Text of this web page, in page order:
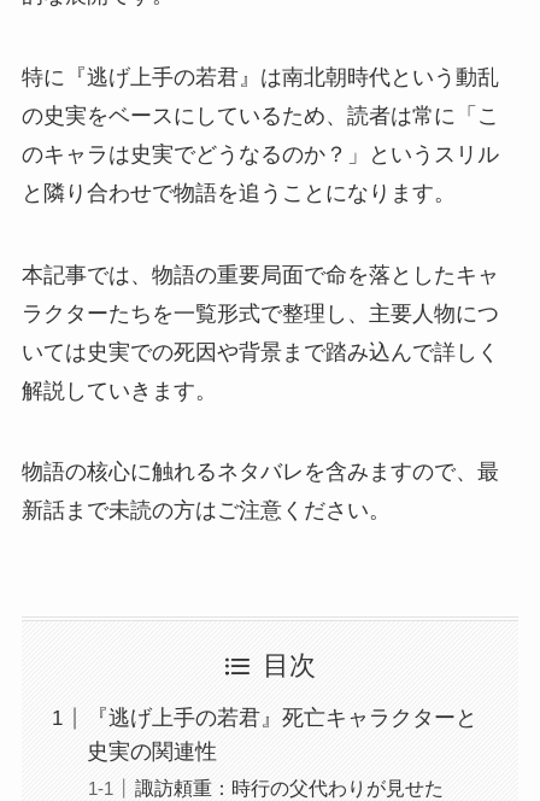
特に『逃げ上手の若君』は南北朝時代という動乱
の史実をベースにしているため、読者は常に「こ
のキャラは史実でどうなるのか？」というスリル
と隣り合わせで物語を追うことになります。
本記事では、物語の重要局面で命を落としたキャ
ラクターたちを一覧形式で整理し、主要人物につ
いては史実での死因や背景まで踏み込んで詳しく
解説していきます。
物語の核心に触れるネタバレを含みますので、最
新話まで未読の方はご注意ください。
目次
『逃げ上手の若君』死亡キャラクターと
史実の関連性
諏訪頼重：時行の父代わりが見せた